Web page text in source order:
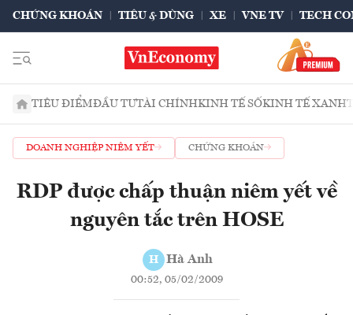
CHỨNG KHOÁN TIÊU & DÙNG XE VNE TV TECH
TIÊU ĐIỂMĐẦU TƯTÀI CHÍNHKINH TẾ SỐKINH TẾ XANH
DOANH NGHIỆP NIÊM YẾT CHỨNG KHOÁN
RDP được chấp thuận niêm yết về
nguyên tắc trên HOSE
H Hà Anh
00:52, 05/02/2009